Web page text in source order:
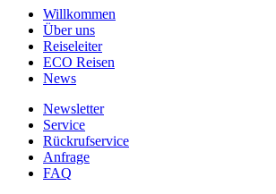
Willkommen
Über uns
Reiseleiter
ECO Reisen
News
Newsletter
Service
Rückrufservice
Anfrage
FAQ